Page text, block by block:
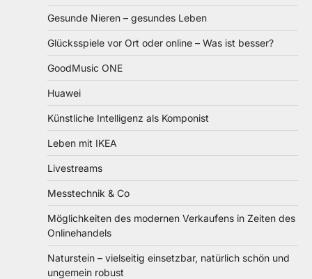
Gesunde Nieren – gesundes Leben
Glücksspiele vor Ort oder online – Was ist besser?
GoodMusic ONE
Huawei
Künstliche Intelligenz als Komponist
Leben mit IKEA
Livestreams
Messtechnik & Co
Möglichkeiten des modernen Verkaufens in Zeiten des
Onlinehandels
Naturstein – vielseitig einsetzbar, natürlich schön und
ungemein robust